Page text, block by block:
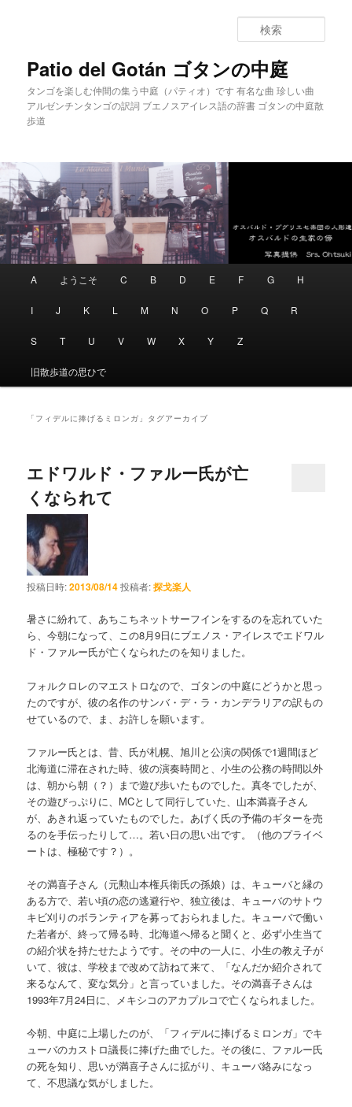
Patio del Gotán ゴタンの中庭
タンゴを楽しむ仲間の集う中庭（パティオ）です 有名な曲 珍しい曲
アルゼンチンタンゴの訳詞 ブエノスアイレス語の辞書 ゴタンの中庭散
歩道
索
A ようこそ C B D E F G H
I J K L M N O P Q R
S T U V W X Y Z
旧散歩道の思ひで
「 フィデルに捧げるミロンガ 」タグアーカイブ
エドワルド・ファルー氏が亡
くなられて
投稿日時:2013/08/14投稿者:探戈楽人
暑さに紛れて、あちこちネットサーフインをするのを忘れていた
ら、今朝になって、この8月9日にブエノス・アイレスでエドワル
ド・ファルー氏が亡くなられたのを知りました。
フォルクロレのマエストロなので、ゴタンの中庭にどうかと思っ
たのですが、彼の名作のサンバ・デ・ラ・カンデラリアの訳もの
せているので、ま、お許しを願います。
ファルー氏とは、昔、氏が札幌、旭川と公演の関係で1週間ほど
北海道に滞在された時、彼の演奏時間と、小生の公務の時間以外
は、朝から朝（？）まで遊び歩いたものでした。真冬でしたが、
その遊びっぷりに、MCとして同行していた、山本満喜子さん
が、あきれ返っていたものでした。あげく氏の予備のギターを売
るのを手伝ったりして…。若い日の思い出です。（他のプライベ
ートは、極秘です？）。
その満喜子さん（元勲山本権兵衛氏の孫娘）は、キューバと縁の
ある方で、若い頃の恋の逃避行や、独立後は、キューバのサトウ
キビ刈りのボランティアを募っておられました。キューバで働い
た若者が、終って帰る時、北海道へ帰ると聞くと、必ず小生当て
の紹介状を持たせたようです。その中の一人に、小生の教え子が
いて、彼は、学校まで改めて訪ねて来て、「なんだか紹介されて
来るなんて、変な気分」と言っていました。その満喜子さんは
1993年7月24日に、メキシコのアカプルコで亡くなられました。
今朝、中庭に上場したのが、「フィデルに捧げるミロンガ」でキ
ューバのカストロ議長に捧げた曲でした。その後に、ファルー氏
の死を知り、思いが満喜子さんに拡がり、キューバ絡みになっ
て、不思議な気がしました。